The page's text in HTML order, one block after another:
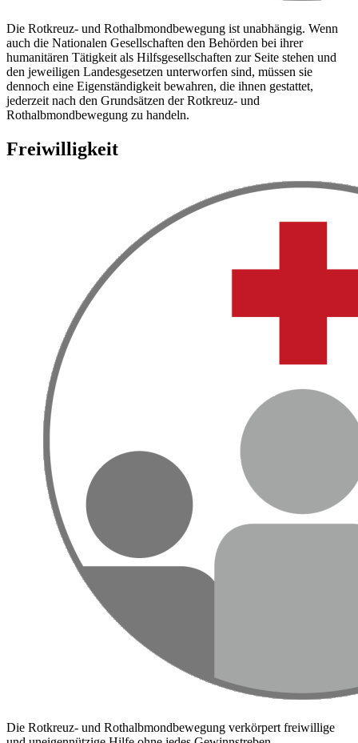
Die Rotkreuz- und Rothalbmondbewegung ist unabhängig. Wenn
auch die Nationalen Gesellschaften den Behörden bei ihrer
humanitären Tätigkeit als Hilfsgesellschaften zur Seite stehen und
den jeweiligen Landesgesetzen unterworfen sind, müssen sie
dennoch eine Eigenständigkeit bewahren, die ihnen gestattet,
jederzeit nach den Grundsätzen der Rotkreuz- und
Rothalbmondbewegung zu handeln.
Freiwilligkeit
Die Rotkreuz- und Rothalbmondbewegung verkörpert freiwillige